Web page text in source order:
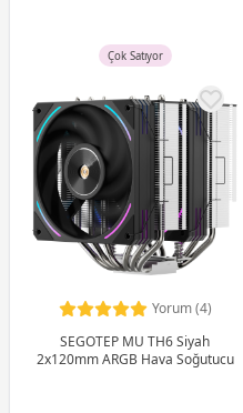
Çok Satıyor
Yorum (4)
SEGOTEP MU TH6 Siyah
2x120mm ARGB Hava Soğutucu